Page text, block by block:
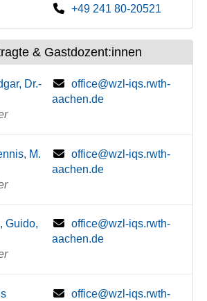
+49 241 80-20521
& Gastdozent:innen
Dr.-
office@wzl-iqs.rwth-
aachen.de
M.
office@wzl-iqs.rwth-
aachen.de
Guido,
office@wzl-iqs.rwth-
aachen.de
office@wzl-iqs.rwth-